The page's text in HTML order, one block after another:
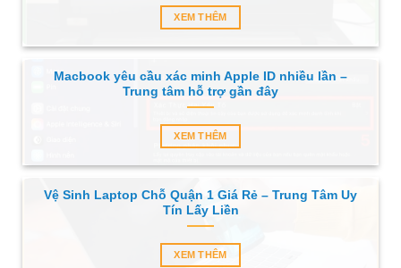
XEM THÊM
Macbook yêu cầu xác minh Apple ID nhiều lần –
Trung tâm hỗ trợ gần đây
XEM THÊM
Vệ Sinh Laptop Chỗ Quận 1 Giá Rẻ – Trung Tâm Uy
Tín Lấy Liền
XEM THÊM